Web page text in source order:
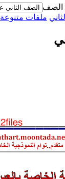
الصف
ملفات متنوعة